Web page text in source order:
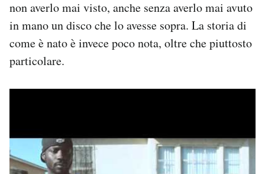
non averlo mai visto, anche senza averlo mai avuto
in mano un disco che lo avesse sopra. La storia di
come è nato è invece poco nota, oltre che piuttosto
particolare.